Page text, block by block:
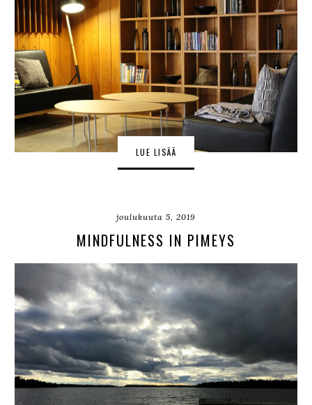
LUE LISÄÄ
joulukuuta 5, 2019
MINDFULNESS IN PIMEYS